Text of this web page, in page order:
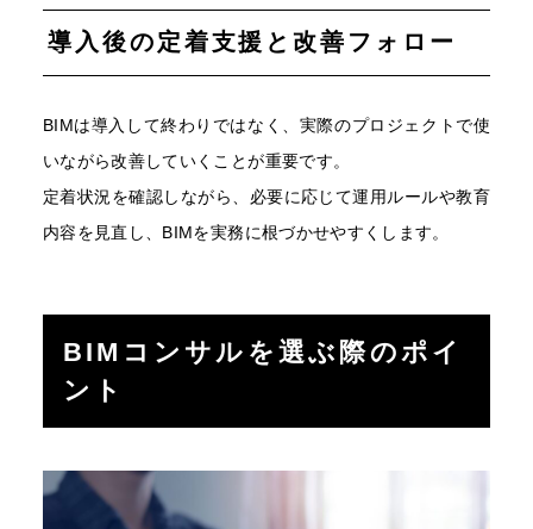
導入後の定着支援と改善フォロー
BIMは導入して終わりではなく、実際のプロジェクトで使
いながら改善していくことが重要です。
定着状況を確認しながら、必要に応じて運用ルールや教育
内容を見直し、BIMを実務に根づかせやすくします。
BIMコンサルを選ぶ際のポイ
ント